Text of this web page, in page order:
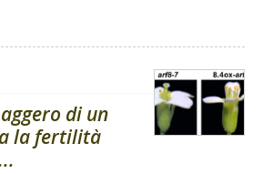
di un
la fertilità